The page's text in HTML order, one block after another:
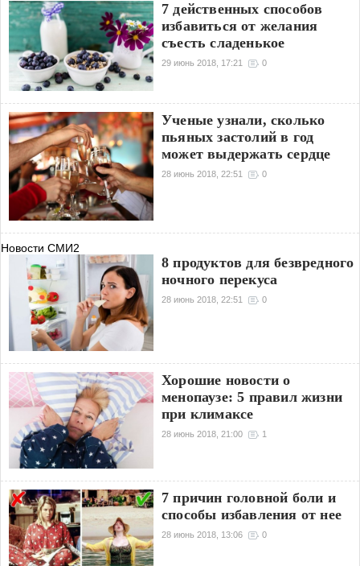
7 действенных способов
избавиться от желания
съесть сладенькое
29 июнь 2018, 17:21 0
Ученые узнали, сколько
пьяных застолий в год
может выдержать сердце
28 июнь 2018, 22:51 0
Новости СМИ2
8 продуктов для безвредного
ночного перекуса
28 июнь 2018, 22:51 0
Хорошие новости о
менопаузе: 5 правил жизни
при климаксе
28 июнь 2018, 21:00 1
7 причин головной боли и
способы избавления от нее
28 июнь 2018, 13:06 0